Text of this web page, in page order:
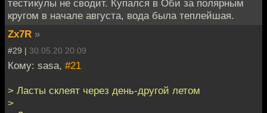
тестикулы не сводит. Купался в Оби за полярным
кругом в начале августа, вода была теплейшая.
Zx7R »
#29 | 30.05.20 20:09
Кому: sasa, #21
> Ласты склеят через день-другой летом
>